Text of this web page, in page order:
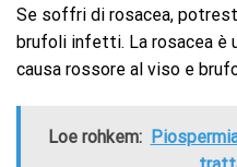
Se soffri di rosacea,
brufoli infetti. La rosacea è
causa rossore al viso e
Loe rohkem: